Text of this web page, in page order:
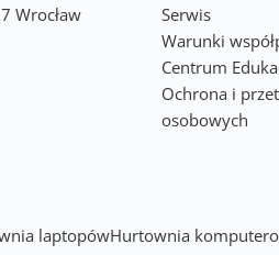
Wrocław
Serwis
Warunki
Centrum
Ochrona i
osobowych
laptopówHurtownia